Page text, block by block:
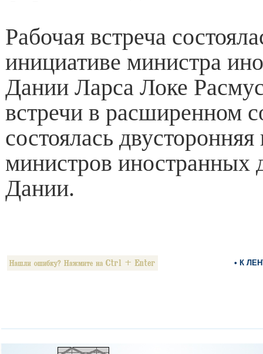
Рабочая встреча
инициативе министра
Дании Ларса Локе
встречи в расширенном
состоялась двусторонняя
министров иностранных
Дании.
• К